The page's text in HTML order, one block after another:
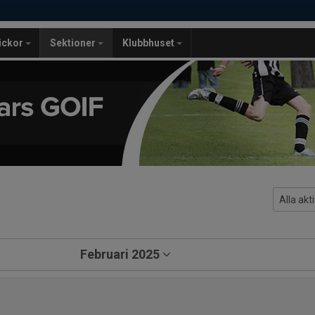
Sektioner Klubbhuset
Februari 2025